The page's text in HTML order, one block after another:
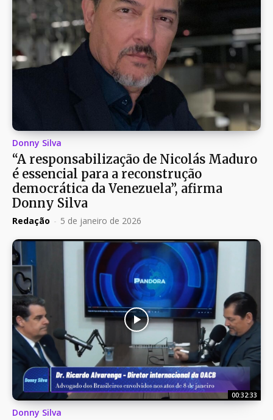
Donny Silva
“A responsabilização de Nicolás Maduro
é essencial para a reconstrução
democrática da Venezuela”, afirma
Donny Silva
Redação - 5 de janeiro de 2026
00:32:33
Donny Silva